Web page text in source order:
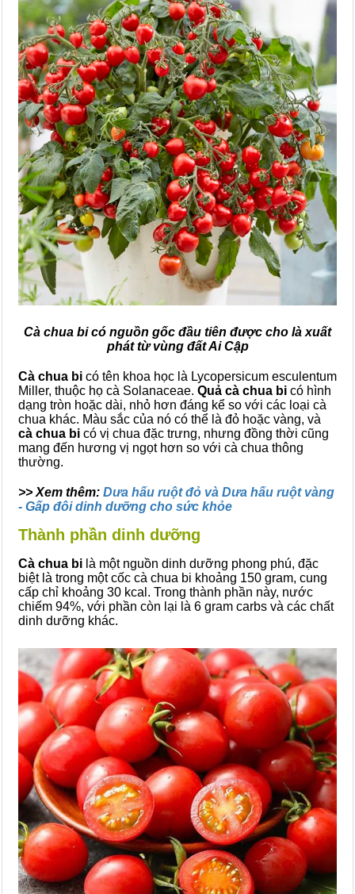
Cà chua bi có nguồn gốc đầu tiên được cho là xuất
phát từ vùng đất Ai Cập
Cà chua bi có tên khoa học là Lycopersicum esculentum
Miller, thuộc họ cà Solanaceae. Quả cà chua bi có hình
dạng tròn hoặc dài, nhỏ hơn đáng kể so với các loại cà
chua khác. Màu sắc của nó có thể là đỏ hoặc vàng, và
cà chua bi có vị chua đặc trưng, nhưng đồng thời cũng
mang đến hương vị ngọt hơn so với cà chua thông
thường.
>> Xem thêm: Dưa hấu ruột đỏ và Dưa hấu ruột vàng
- Gấp đôi dinh dưỡng cho sức khỏe
Thành phần dinh dưỡng
Cà chua bi là một nguồn dinh dưỡng phong phú, đặc
biệt là trong một cốc cà chua bi khoảng 150 gram, cung
cấp chỉ khoảng 30 kcal. Trong thành phần này, nước
chiếm 94%, với phần còn lại là 6 gram carbs và các chất
dinh dưỡng khác.